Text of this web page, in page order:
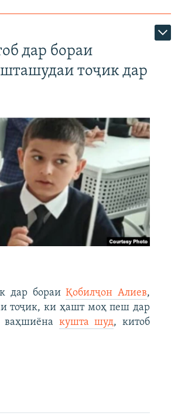
дар бораи
тоҷик дар
дар бораиҚобилҷон Алиев,
тоҷик, ки ҳашт моҳ пеш дар
ваҳшиёна кушта шуд, китоб